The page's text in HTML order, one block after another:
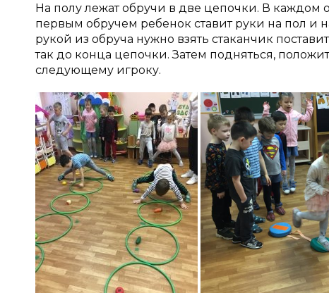
На полу лежат обручи в две цепочки. В каждом
первым обручем ребенок ставит руки на пол и
рукой из обруча нужно взять стаканчик
так до конца цепочки. Затем подняться,
следующему игроку.